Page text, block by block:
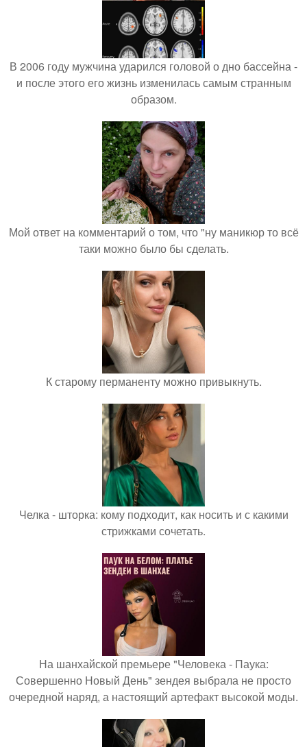
В 2006 году мужчина ударился головой о дно бассейна -
и после этого его жизнь изменилась самым странным
образом.
Мой ответ на комментарий о том, что "ну маникюр то всё
таки можно было бы сделать.
К старому перманенту можно привыкнуть.
Челка - шторка: кому подходит, как носить и с какими
стрижками сочетать.
На шанхайской премьере "Человека - Паука:
Совершенно Новый День" зендея выбрала не просто
очередной наряд, а настоящий артефакт высокой моды.